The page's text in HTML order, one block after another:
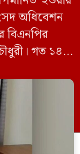
অধিবেশন
বিএনপির
গত ১৪
থেকে ২৫ জুন
হক চৌধুরী
হয়েছে।